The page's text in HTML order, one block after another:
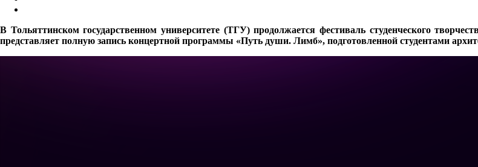
В Тольяттинском государственном университете (ТГУ) продолжается фестиваль студенческого
представляет полную запись концертной программы «Путь души. Лимб», подготовленной студентами